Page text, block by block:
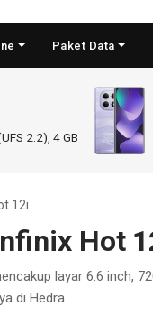
Paket Data
2.2), 4 GB
12i
Hot
layar 6.6 inch,
di Hedra.